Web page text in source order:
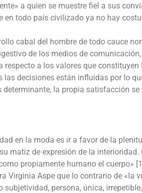
a quien se muestre fiel a sus
en todo país civilizado ya no hay
cabal del hombre de todo cauce
de los medios de
respecto a los valores que
las decisiones están influidas por lo
determinante, la propia satisfacción
en la moda es ir a favor de la
matiz de expresión de la
propiamente humano el cuerpo»
Virginia Aspe que lo contrario de «la
subjetividad, persona, única,